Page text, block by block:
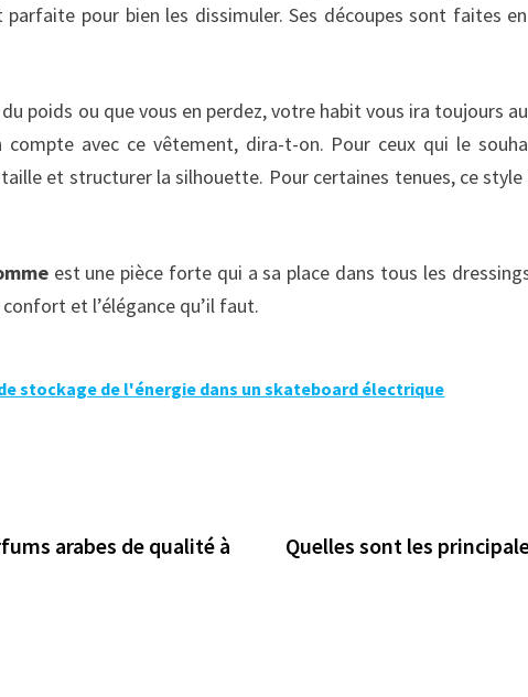
pour bien les dissimuler. Ses découpes sont faites
poids ou que vous en perdez, votre habit vous ira toujours
avec ce vêtement, dira-t-on. Pour ceux qui le
et structurer la silhouette. Pour certaines tenues, ce
est une pièce forte qui a sa place dans tous les
et l’élégance qu’il faut.
stockage de l'énergie dans un skateboard électrique
:
arabes de qualité à
Quelles sont les